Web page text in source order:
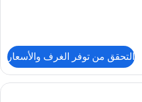
التحقق من توفر الغرف والأسعار